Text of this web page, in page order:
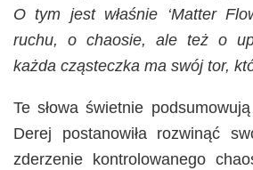
O tym jest właśnie ‘Matter
ruchu, o chaosie, ale też o
każda cząsteczka ma swój tor,
Te słowa świetnie
Derej postanowiła rozwinąć
zderzenie kontrolowanego